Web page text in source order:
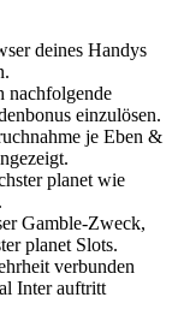
deines Handys
nachfolgende
einzulösen.
je Eben &
planet wie
Gamble-Zweck,
planet Slots.
verbunden
Inter auftritt